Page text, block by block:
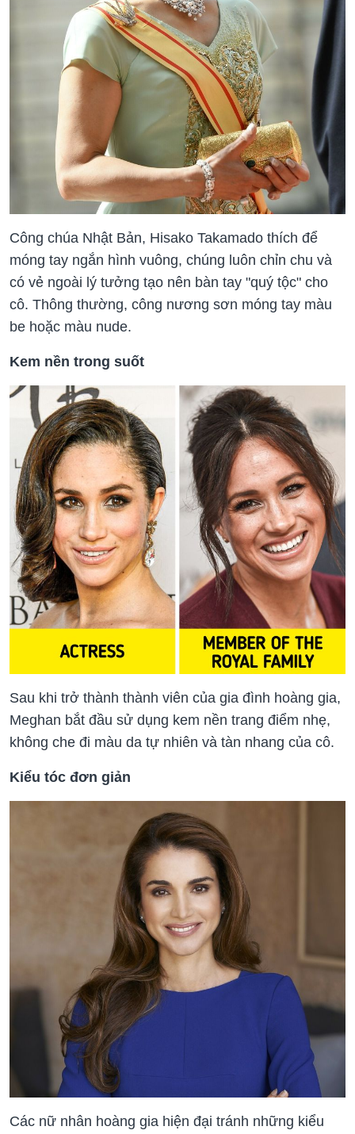
Công chúa Nhật Bản, Hisako Takamado thích để
móng tay ngắn hình vuông, chúng luôn chỉn chu và
có vẻ ngoài lý tưởng tạo nên bàn tay "quý tộc" cho
cô. Thông thường, công nương sơn móng tay màu
be hoặc màu nude.
Kem nền trong suốt
Sau khi trở thành thành viên của gia đình hoàng gia,
Meghan bắt đầu sử dụng kem nền trang điểm nhẹ,
không che đi màu da tự nhiên và tàn nhang của cô.
Kiểu tóc đơn giản
Các nữ nhân hoàng gia hiện đại tránh những kiểu